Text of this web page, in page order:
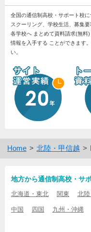
全国の通信制高校・サポート校
スクーリング、学校生活、募集
各学校へ まとめて資料請求(無料
情報を入手する ことができます
い。
Home 北陸・甲信越
地方から通信制高校・サ
北海道・東北 関東 北
中国 四国 九州・沖縄